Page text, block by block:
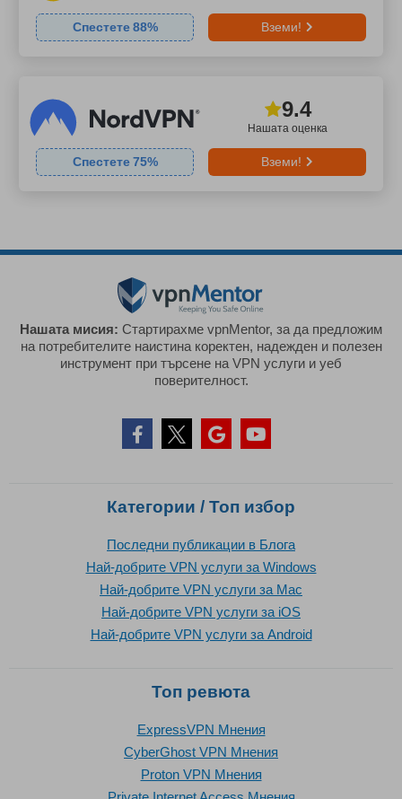
Спестете 88% Вземи!
Нашата оценка
9.4
Спестете 75% Вземи!
Нашата мисия: Стартирахме vpnMentor, за да предложим
на потребителите наистина коректен, надежден и полезен
инструмент при търсене на VPN услуги и уеб
поверителност.
Категории / Топ избор
Последни публикации в Блога
Най-добрите VPN услуги за Windows
Най-добрите VPN услуги за Mac
Най-добрите VPN услуги за iOS
Най-добрите VPN услуги за Android
Топ ревюта
ExpressVPN Mнения
CyberGhost VPN Mнения
Proton VPN Mнения